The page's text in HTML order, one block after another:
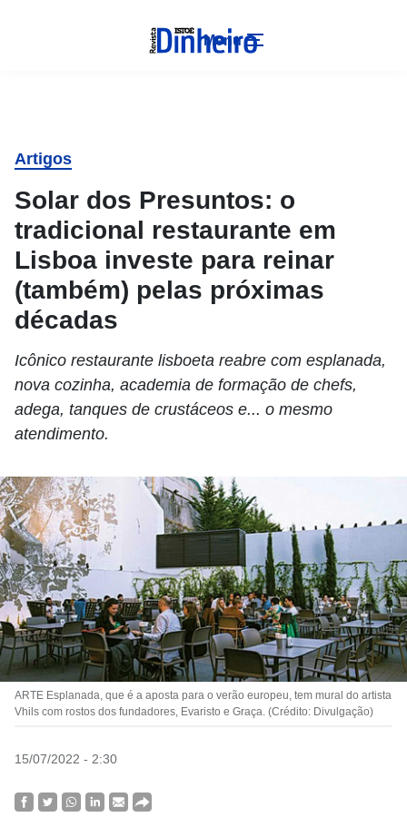
Menu
Artigos
Solar dos Presuntos: o
tradicional restaurante em
Lisboa investe para reinar
(também) pelas próximas
décadas
Icônico restaurante lisboeta reabre com esplanada,
nova cozinha, academia de formação de chefs,
adega, tanques de crustáceos e... o mesmo
atendimento.
ARTE Esplanada, que é a aposta para o verão europeu, tem mural do artista
Vhils com rostos dos fundadores, Evaristo e Graça. (Crédito: Divulgação)
15/07/2022 - 2:30